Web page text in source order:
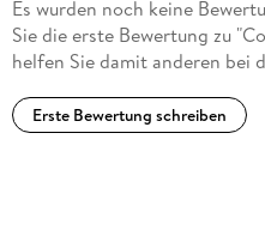
Es wurden noch keine
Sie die erste Bewertung zu
helfen Sie damit anderen bei
Erste Bewertung schreiben